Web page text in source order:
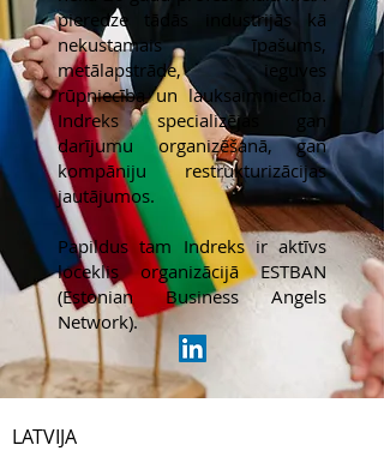
pieredze tādās industrijās kā
nekustamais īpašums,
metālapstrāde, ieguves
rūpniecība un lauksaimniecība.
Indreks specializējas gan
darījumu organizēšanā, gan
kompāniju restrukturizācijas
jautājumos.
Papildus tam Indreks ir aktīvs
loceklis organizācijā ESTBAN
(Estonian Business Angels
Network).
LATVIJA​